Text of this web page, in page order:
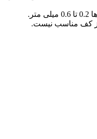
از کف مناسب نیست.